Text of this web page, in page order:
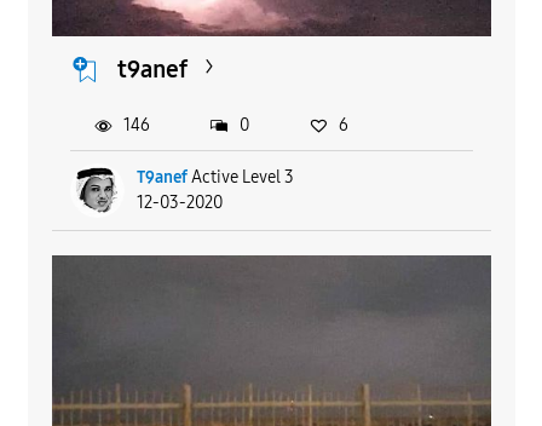
t9anef
T9anef Active Level 3
12-03-2020
146 0 6